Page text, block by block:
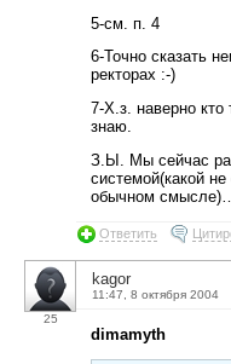
5-см. п. 4
6-Точно сказать
ректорах :-)
7-Х.з. наверно кто
знаю.
З.Ы. Мы сейчас
системой(какой
обычном смысле)…
Ответить
25
kagor
11:47, 8 октября 2004
dimamyth